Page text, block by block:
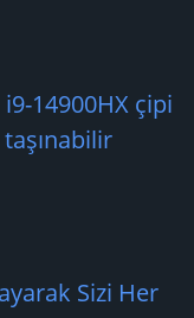
i9-14900HX çipi
Sizi Her